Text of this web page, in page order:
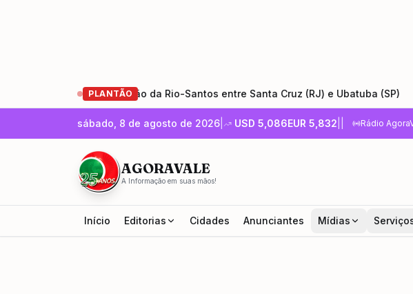
PLANTÃO
obras de restauração da Rio-Santos entre Santa Cruz (RJ) e Ubatuba (SP) •
sábado, 8 de agosto de 2026 USD 5,086EUR 5,832 Rádio
AGORAVALE
A Informação em suas mãos!
Início Editorias Cidades Anunciantes Mídias